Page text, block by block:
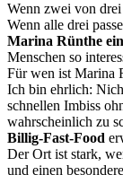
Wenn zwei von
Wenn alle drei
Marina Rünthe
Menschen so
Für wen ist Marina
Ich bin ehrlich:
schnellen Imbiss
wahrscheinlich zu
Billig-Fast-Food
Der Ort ist stark,
und einen